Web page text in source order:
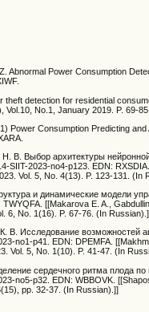
Abnormal Power Consumption
theft detection for residential
Vol.10, No.1, January 2019. P. 69-
Power Consumption Predicting
В. Выбор архитектуры
SIIT-2023-no4-p123. EDN:
Vol. 5, No. 4(13). P. 123-131. (In
и динамические модели
[[Makarova E. A.,
6, No. 1(16). P. 67-76. (In
Исследование возможностей
no1-p41. EDN: DPEMFA.
Vol. 5, No. 1(10). P. 41-47. (In
сердечного ритма плода
no5-p32. EDN: WBBOVK.
pp. 32-37. (In Russian).]]